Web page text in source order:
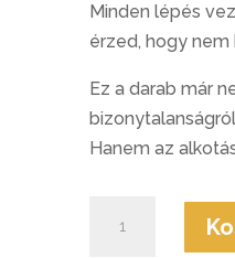
Minden lépés
érzed, hogy
Ez a darab már
Hanem az
Többfunkciós